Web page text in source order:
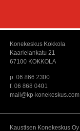
Konekeskus Kokkola
Kaarlelankatu 21
67100 KOKKOLA
p. 06 866 2300
f. 06 868 0401
mail@kp-konekeskus.com
Kaustisen Konekeskus Oy